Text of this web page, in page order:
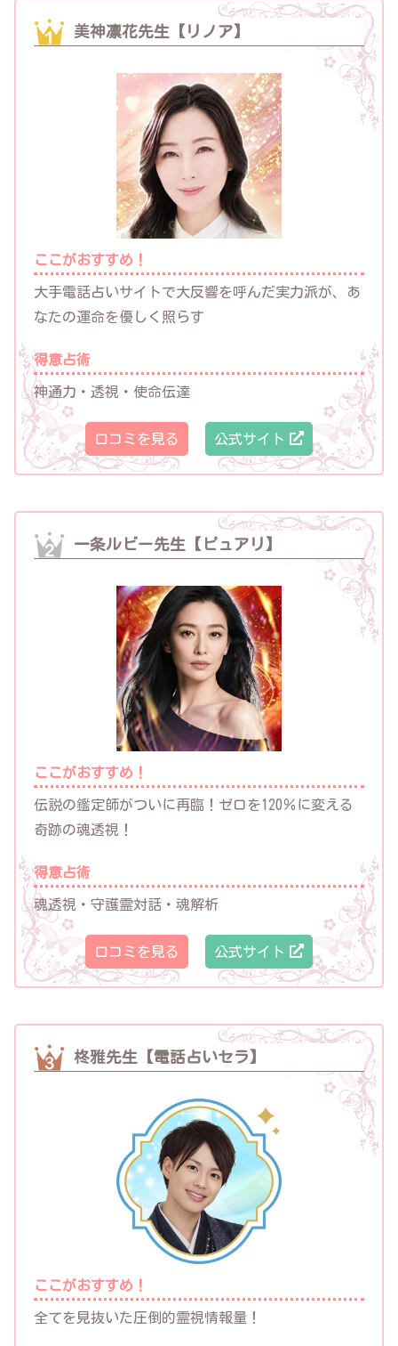
美神凛花先生【リノア】
ここがおすすめ！
大手電話占いサイトで大反響を呼んだ実力派が、あ
なたの運命を優しく照らす
得意占術
神通力・透視・使命伝達
口コミを見る 公式サイト
一条ルビー先生【ピュアリ】
ここがおすすめ！
伝説の鑑定師がついに再臨！ゼロを120％に変える
奇跡の魂透視！
得意占術
魂透視・守護霊対話・魂解析
口コミを見る 公式サイト
柊雅先生【電話占いセラ】
ここがおすすめ！
全てを見抜いた圧倒的霊視情報量！